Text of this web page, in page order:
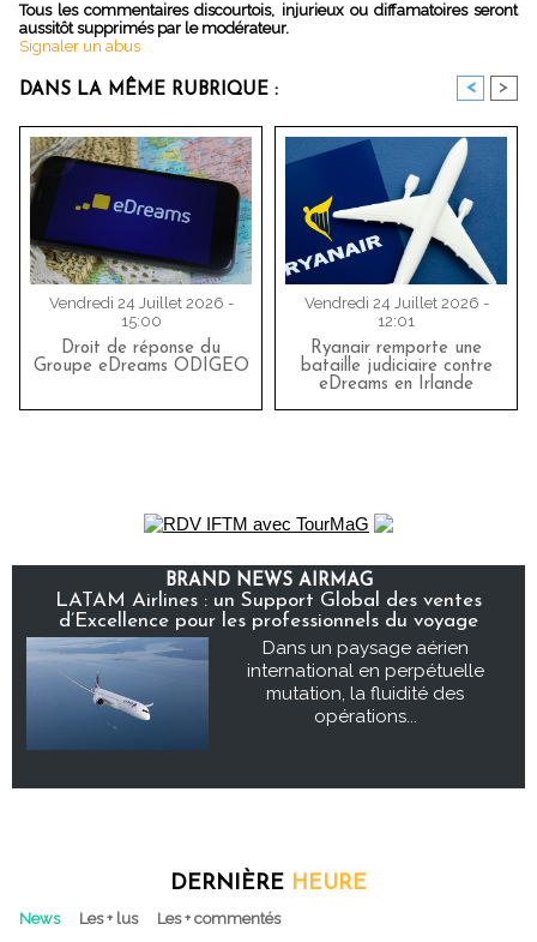
Tous les commentaires discourtois, injurieux ou diffamatoires seront
aussitôt supprimés par le modérateur.
Signaler un abus
DANS LA MÊME RUBRIQUE : < >
Vendredi 24 Juillet 2026 -
15:00
Droit de réponse du
Groupe eDreams ODIGEO
Vendredi 24 Juillet 2026 -
12:01
Ryanair remporte une
bataille judiciaire contre
eDreams en Irlande
BRAND NEWS AIRMAG
LATAM Airlines : un Support Global des ventes
d’Excellence pour les professionnels du voyage
Dans un paysage aérien
international en perpétuelle
mutation, la fluidité des
opérations...
DERNIÈRE HEURE
News Les + lus Les + commentés